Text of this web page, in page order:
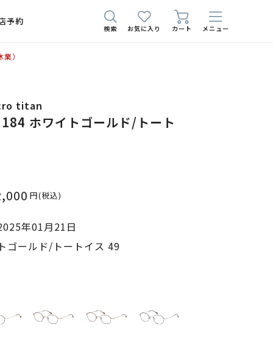
予約
検索 お気に入り カート メニュー
）
titan
ホワイトゴールド/トート
円(税込)
年01月21日
ゴールド/トートイス 49